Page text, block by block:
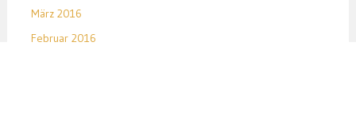
März 2016
Februar 2016